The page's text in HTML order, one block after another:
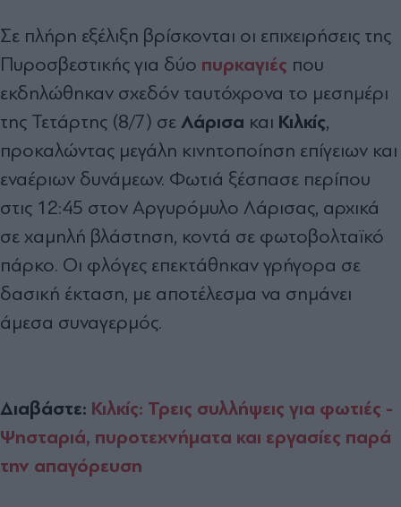
Σε πλήρη εξέλιξη βρίσκονται οι επιχειρήσεις της
Πυροσβεστικής για δύο πυρκαγιές που
εκδηλώθηκαν σχεδόν ταυτόχρονα το μεσημέρι
της Τετάρτης (8/7) σε Λάρισα και Κιλκίς,
προκαλώντας μεγάλη κινητοποίηση επίγειων και
εναέριων δυνάμεων. Φωτιά ξέσπασε περίπου
στις 12:45 στον Αργυρόμυλο Λάρισας, αρχικά
σε χαμηλή βλάστηση, κοντά σε φωτοβολταϊκό
πάρκο. Οι φλόγες επεκτάθηκαν γρήγορα σε
δασική έκταση, με αποτέλεσμα να σημάνει
άμεσα συναγερμός.
Διαβάστε: Κιλκίς: Τρεις συλλήψεις για φωτιές -
Ψησταριά, πυροτεχνήματα και εργασίες παρά
την απαγόρευση